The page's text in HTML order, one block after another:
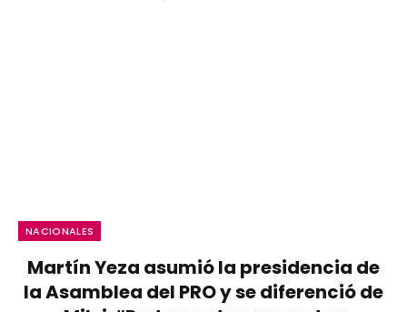
NACIONALES
Martín Yeza asumió la presidencia de
la Asamblea del PRO y se diferenció de